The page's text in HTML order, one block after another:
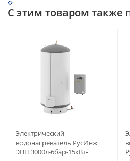
С этим товаром также
Электрический
водонагреватель РусИнж
ЭВН 3000л-6бар-15кВт-